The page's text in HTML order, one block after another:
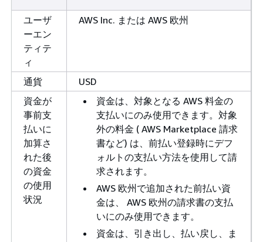
ユーザ
ーエン
ティテ
ィ
AWS Inc. または AWS 欧州
通貨
USD
資金が
事前支
払いに
加算さ
れた後
の資金
の使用
状況
資金は、対象となる AWS 料金の
支払いにのみ使用できます。対象
外の料金 ( AWS Marketplace 請求
書など) は、前払い登録時にデフ
ォルトの支払い方法を使用して請
求されます。
AWS 欧州で追加された前払い資
金は、 AWS 欧州の請求書の支払
いにのみ使用できます。
資金は、引き出し、払い戻し、ま